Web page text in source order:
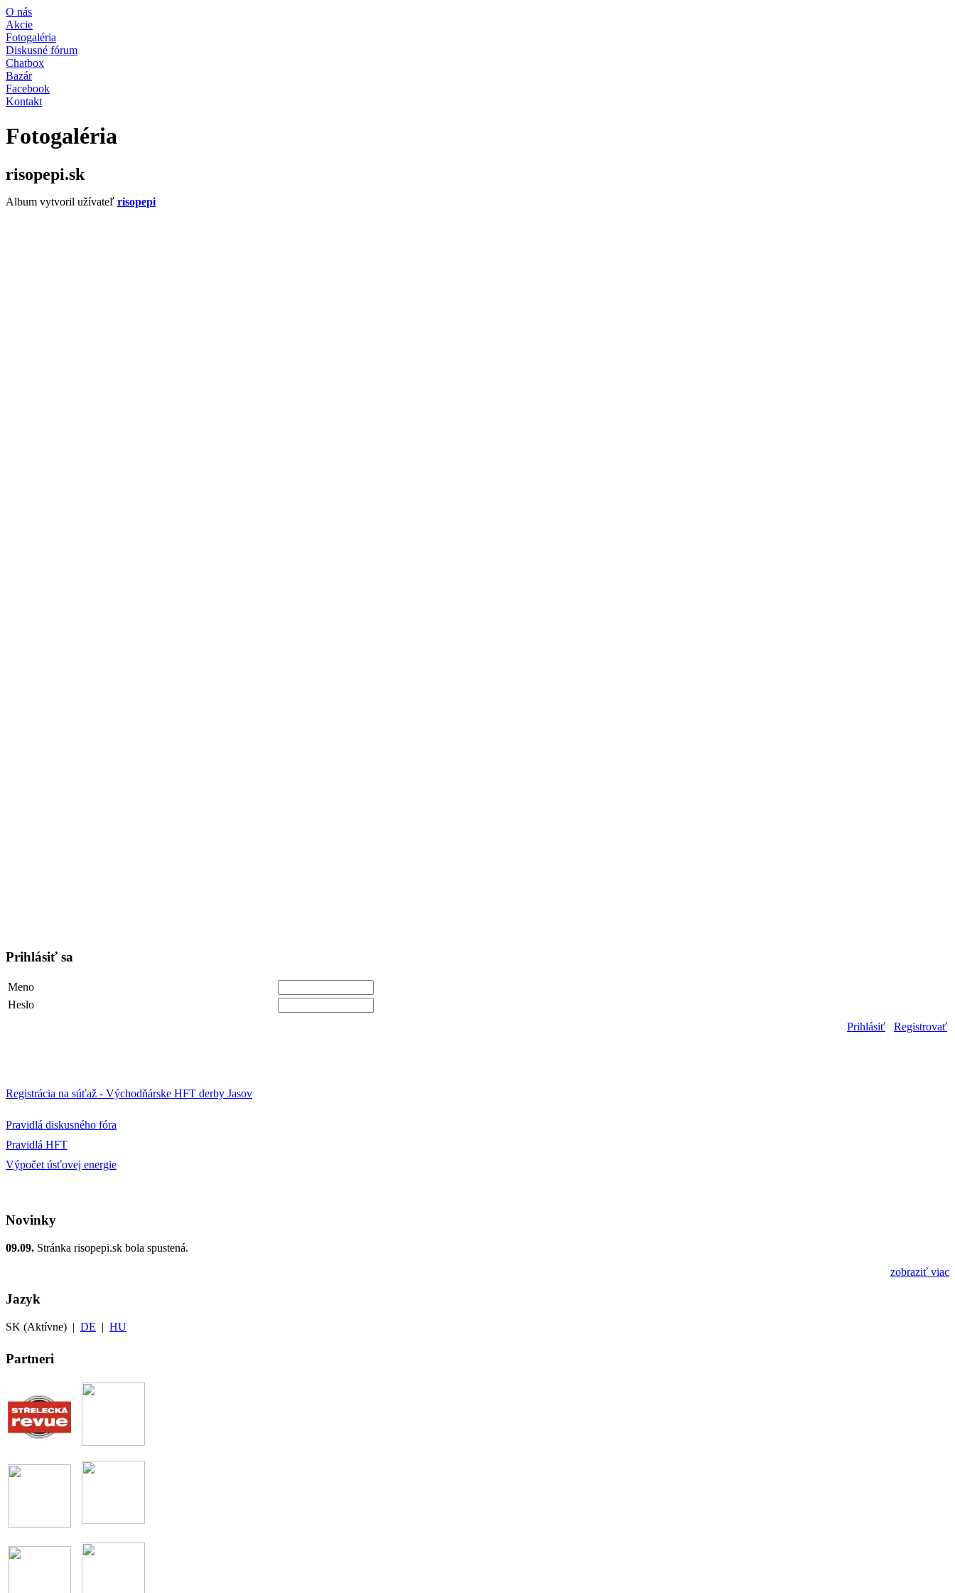
O nás
Akcie
Fotogaléria
Diskusné fórum
Chatbox
Bazár
Facebook
Kontakt
Fotogaléria
risopepi.sk
Album vytvoril užívateľ risopepi
Prihlásiť sa
Meno
Heslo
Prihlásiť
Registrovať
Registrácia na súťaž - Východňárske HFT derby Jasov
Pravidlá diskusného fóra
Pravidlá HFT
Výpočet úsťovej energie
Novinky
09.09. Stránka risopepi.sk bola spustená.
zobraziť viac
Jazyk
SK (Aktívne) | DE | HU
Partneri